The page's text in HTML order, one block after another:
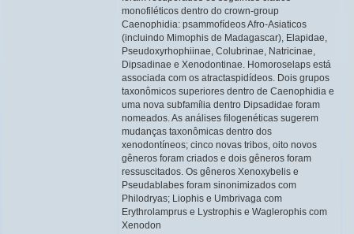
monofiléticos dentro do crown-group
Caenophidia: psammofídeos Afro-Asiaticos
(incluindo Mimophis de Madagascar), Elapidae,
Pseudoxyrhophiinae, Colubrinae, Natricinae,
Dipsadinae e Xenodontinae. Homoroselaps está
associada com os atractaspidídeos. Dois grupos
taxonômicos superiores dentro de Caenophidia e
uma nova subfamília dentro Dipsadidae foram
nomeados. As análises filogenéticas sugerem
mudanças taxonômicas dentro dos
xenodontíneos; cinco novas tribos, oito novos
gêneros foram criados e dois gêneros foram
ressuscitados. Os gêneros Xenoxybelis e
Pseudablabes foram sinonimizados com
Philodryas; Liophis e Umbrivaga com
Erythrolamprus e Lystrophis e Waglerophis com
Xenodon